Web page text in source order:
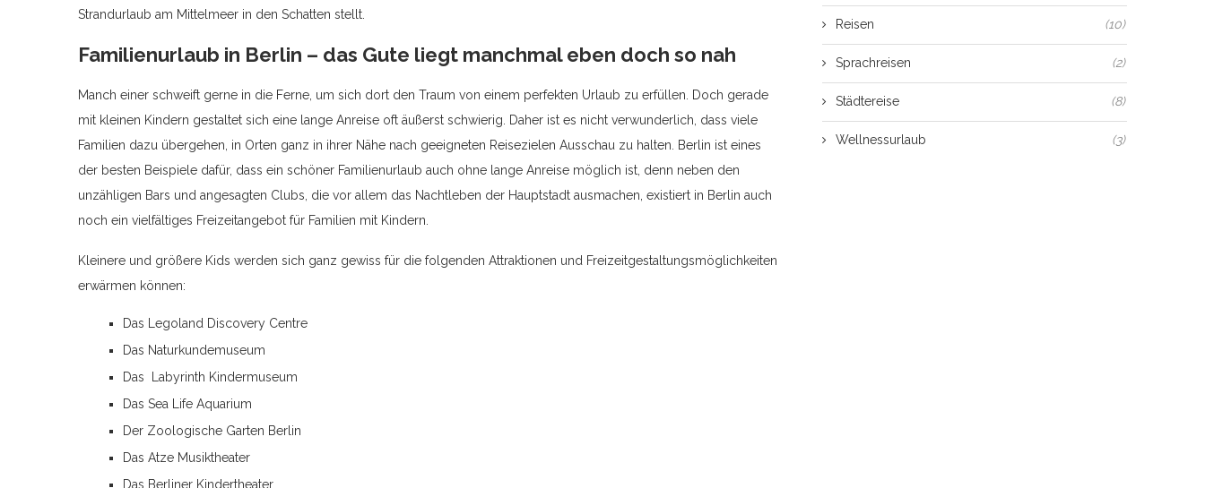
Strandurlaub am Mittelmeer in den Schatten stellt.
Familienurlaub in Berlin – das Gute liegt manchmal eben doch so nah
Manch einer schweift gerne in die Ferne, um sich dort den Traum von einem perfekten Urlaub zu erfüllen. Doch gerade
mit kleinen Kindern gestaltet sich eine lange Anreise oft äußerst schwierig. Daher ist es nicht verwunderlich, dass viele
Familien dazu übergehen, in Orten ganz in ihrer Nähe nach geeigneten Reisezielen Ausschau zu halten. Berlin ist eines
der besten Beispiele dafür, dass ein schöner Familienurlaub auch ohne lange Anreise möglich ist, denn neben den
unzähligen Bars und angesagten Clubs, die vor allem das Nachtleben der Hauptstadt ausmachen, existiert in Berlin auch
noch ein vielfältiges Freizeitangebot für Familien mit Kindern.
Kleinere und größere Kids werden sich ganz gewiss für die folgenden Attraktionen und Freizeitgestaltungsmöglichkeiten
erwärmen können:
Das Legoland Discovery Centre
Das Naturkundemuseum
Das Labyrinth Kindermuseum
Das Sea Life Aquarium
Der Zoologische Garten Berlin
Das Atze Musiktheater
Das Berliner Kindertheater
Reisen (10)
Sprachreisen (2)
Städtereise (8)
Wellnessurlaub (3)